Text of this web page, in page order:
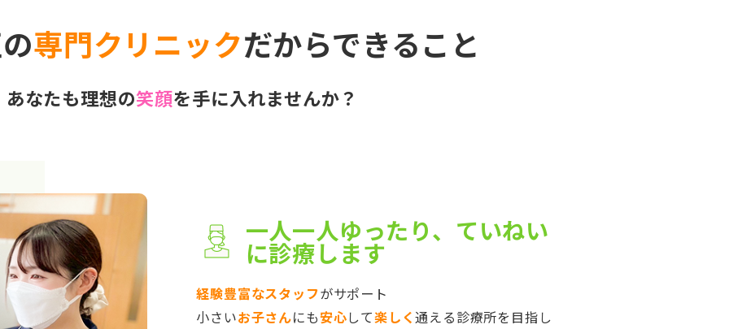
専門クリニックだからできること
あなたも理想の笑顔を手に入れませんか？
一人一人ゆったり、ていねい
に診療します
経験豊富なスタッフがサポート
小さいお子さんにも安心して楽しく通える診療所を目指し